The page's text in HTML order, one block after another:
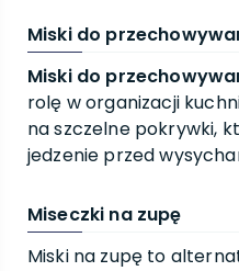
Miski do
Miski do
rolę w organizacji
na szczelne pokrywki,
jedzenie przed
Miseczki na zupę
Miski na zupę to